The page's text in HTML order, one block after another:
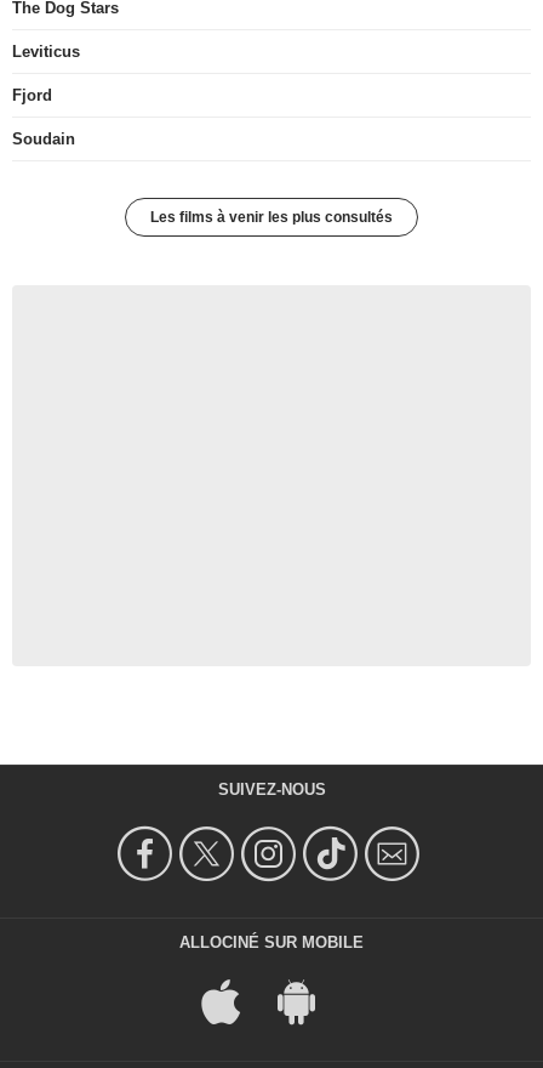
The Dog Stars
Leviticus
Fjord
Soudain
Les films à venir les plus consultés
SUIVEZ-NOUS
ALLOCINÉ SUR MOBILE